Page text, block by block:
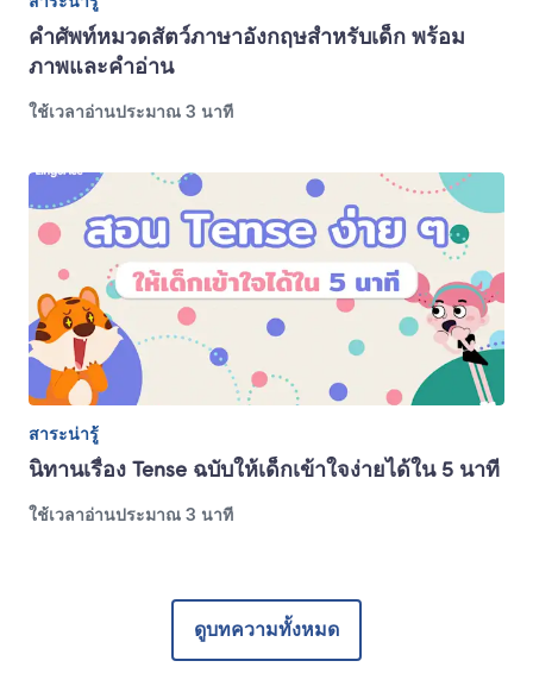
คำศัพท์หมวดสัตว์ภาษาอังกฤษสำหรับเด็ก พร้อม
ภาพและคำอ่าน
ใช้เวลาอ่านประมาณ 3 นาที
สาระน่ารู้
นิทานเรื่อง Tense ฉบับให้เด็กเข้าใจง่ายได้ใน 5 นาที
ใช้เวลาอ่านประมาณ 3 นาที
ดูบทความทั้งหมด